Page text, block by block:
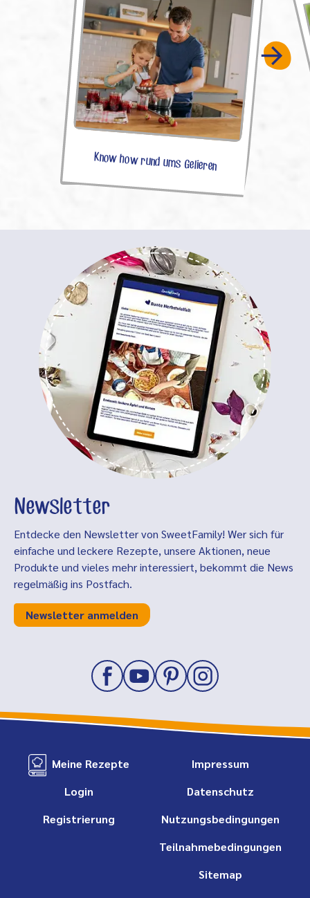
Know how rund ums Gelieren
Newsletter
Entdecke den Newsletter von SweetFamily! Wer sich für
einfache und leckere Rezepte, unsere Aktionen, neue
Produkte und vieles mehr interessiert, bekommt die News
regelmäßig ins Postfach.
Newsletter anmelden
Meine Rezepte
Login
Registrierung
Impressum
Datenschutz
Nutzungsbedingungen
Teilnahmebedingungen
Sitemap